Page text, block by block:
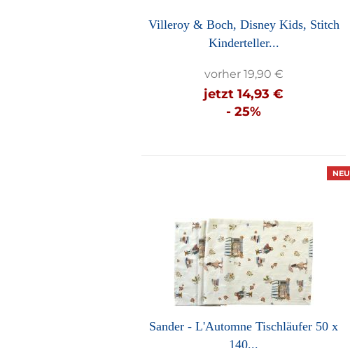
Villeroy & Boch, Disney Kids, Stitch
Kinderteller...
vorher 19,90 €
jetzt 14,93 €
- 25%
NEU
Sander - L'Automne Tischläufer 50 x
140...